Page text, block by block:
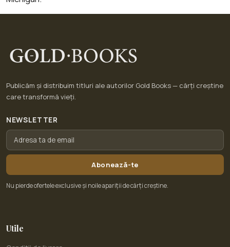
Publicăm și distribuim titluri ale autorilor Gold Books — cărți creștine
care transformă vieți.
NEWSLETTER
Abonează-te
Nu pierde ofertele exclusive și noile apariții de cărți creștine.
Utile